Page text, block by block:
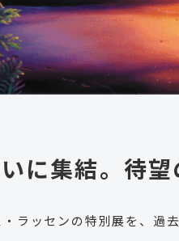
に集結。待望
ラッセンの特別展を、過